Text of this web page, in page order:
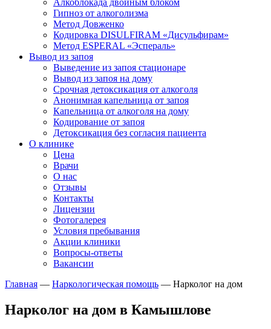
Алкоблокада двойным блоком
Гипноз от алкоголизма
Метод Довженко
Кодировка DISULFIRAM «Дисульфирам»
Метод ESPERAL «Эспераль»
Вывод из запоя
Выведение из запоя стационаре
Вывод из запоя на дому
Срочная детоксикация от алкоголя
Анонимная капельница от запоя
Капельница от алкоголя на дому
Кодирование от запоя
Детоксикация без согласия пациента
О клинике
Цена
Врачи
О нас
Отзывы
Контакты
Лицензии
Фотогалерея
Условия пребывания
Акции клиники
Вопросы-ответы
Вакансии
Главная — Наркологическая помощь — Нарколог на дом
Нарколог на дом в Камышлове